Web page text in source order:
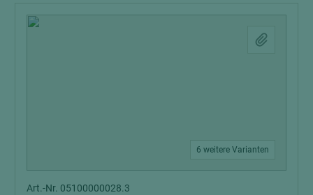
6 weitere Varianten
Art.-Nr. 05100000028.3